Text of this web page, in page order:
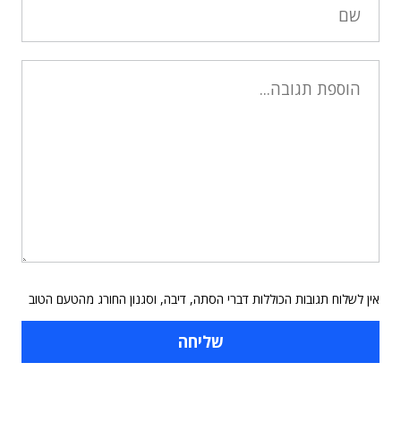
אין לשלוח תגובות הכוללות דברי הסתה, דיבה, וסגנון החורג מהטעם הטוב